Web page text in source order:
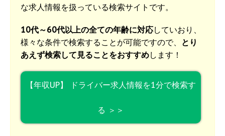
な求人情報を扱っている検索サイトです。
10代～60代以上の全ての年齢に対応していおり、
様々な条件で検索することが可能ですので、 とり
あえず検索して見ることをおすすめします！
【年収UP】 ドライバー求人情報を1分で検索す
る ＞＞